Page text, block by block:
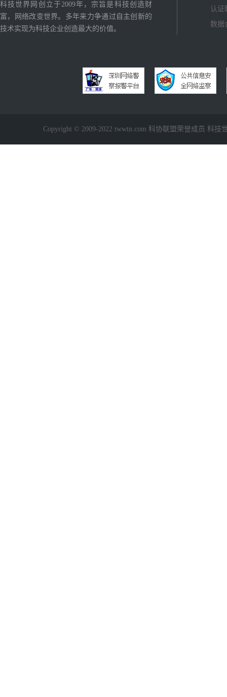
科技世界网创立于2009年，宗旨是科技创造财
富，网络改变世界。多年来力争通过自主创新的
技术实现为科技企业创造最大的价值。
认证
数据
Copyright © 2009-2022 twwtn.com 科协联盟荣誉成员 科